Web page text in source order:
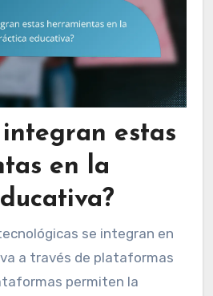
integran estas
en la
se integran en
a través de plataformas
permiten la